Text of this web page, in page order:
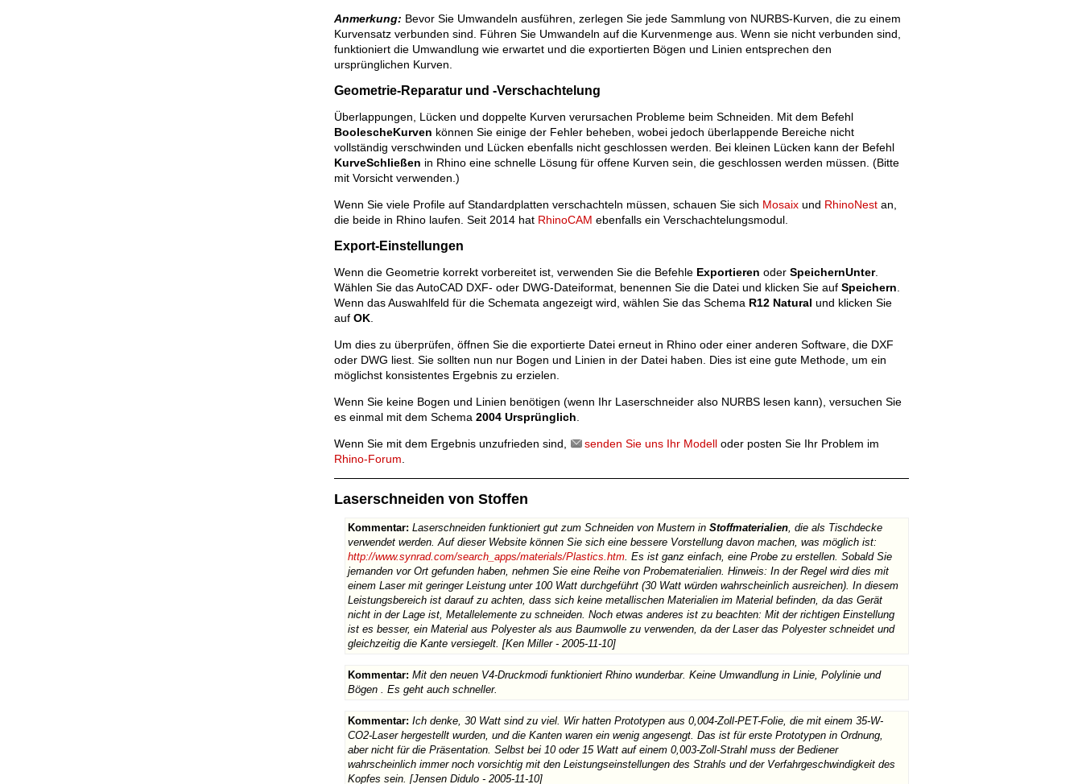
Anmerkung: Bevor Sie Umwandeln ausführen, zerlegen Sie jede Sammlung von NURBS-Kurven, die zu einem
Kurvensatz verbunden sind. Führen Sie Umwandeln auf die Kurvenmenge aus. Wenn sie nicht verbunden sind,
funktioniert die Umwandlung wie erwartet und die exportierten Bögen und Linien entsprechen den
ursprünglichen Kurven.
Geometrie-Reparatur und -Verschachtelung
Überlappungen, Lücken und doppelte Kurven verursachen Probleme beim Schneiden. Mit dem Befehl
BoolescheKurven können Sie einige der Fehler beheben, wobei jedoch überlappende Bereiche nicht
vollständig verschwinden und Lücken ebenfalls nicht geschlossen werden. Bei kleinen Lücken kann der Befehl
KurveSchließen in Rhino eine schnelle Lösung für offene Kurven sein, die geschlossen werden müssen. (Bitte
mit Vorsicht verwenden.)
Wenn Sie viele Profile auf Standardplatten verschachteln müssen, schauen Sie sich Mosaix und RhinoNest an,
die beide in Rhino laufen. Seit 2014 hat RhinoCAM ebenfalls ein Verschachtelungsmodul.
Export-Einstellungen
Wenn die Geometrie korrekt vorbereitet ist, verwenden Sie die Befehle Exportieren oder SpeichernUnter.
Wählen Sie das AutoCAD DXF- oder DWG-Dateiformat, benennen Sie die Datei und klicken Sie auf Speichern.
Wenn das Auswahlfeld für die Schemata angezeigt wird, wählen Sie das Schema R12 Natural und klicken Sie
auf OK.
Um dies zu überprüfen, öffnen Sie die exportierte Datei erneut in Rhino oder einer anderen Software, die DXF
oder DWG liest. Sie sollten nun nur Bogen und Linien in der Datei haben. Dies ist eine gute Methode, um ein
möglichst konsistentes Ergebnis zu erzielen.
Wenn Sie keine Bogen und Linien benötigen (wenn Ihr Laserschneider also NURBS lesen kann), versuchen Sie
es einmal mit dem Schema 2004 Ursprünglich.
Wenn Sie mit dem Ergebnis unzufrieden sind, senden Sie uns Ihr Modell oder posten Sie Ihr Problem im
Rhino-Forum.
Laserschneiden von Stoffen
Kommentar: Laserschneiden funktioniert gut zum Schneiden von Mustern inStoffmaterialien, die als Tischdecke
verwendet werden. Auf dieser Website können Sie sich eine bessere Vorstellung davon machen, was möglich ist:
http://www.synrad.com/search_apps/materials/Plastics.htm. Es ist ganz einfach, eine Probe zu erstellen. Sobald Sie
jemanden vor Ort gefunden haben, nehmen Sie eine Reihe von Probematerialien. Hinweis: In der Regel wird dies mit
einem Laser mit geringer Leistung unter 100 Watt durchgeführt (30 Watt würden wahrscheinlich ausreichen). In diesem
Leistungsbereich ist darauf zu achten, dass sich keine metallischen Materialien im Material befinden, da das Gerät
nicht in der Lage ist, Metallelemente zu schneiden. Noch etwas anderes ist zu beachten: Mit der richtigen Einstellung
ist es besser, ein Material aus Polyester als aus Baumwolle zu verwenden, da der Laser das Polyester schneidet und
gleichzeitig die Kante versiegelt. [Ken Miller - 2005-11-10]
Kommentar: Mit den neuen V4-Druckmodi funktioniert Rhino wunderbar. Keine Umwandlung in Linie, Polylinie und
Bögen . Es geht auch schneller.
Kommentar: Ich denke, 30 Watt sind zu viel. Wir hatten Prototypen aus 0,004-Zoll-PET-Folie, die mit einem 35-W-
CO2-Laser hergestellt wurden, und die Kanten waren ein wenig angesengt. Das ist für erste Prototypen in Ordnung,
aber nicht für die Präsentation. Selbst bei 10 oder 15 Watt auf einem 0,003-Zoll-Strahl muss der Bediener
wahrscheinlich immer noch vorsichtig mit den Leistungseinstellungen des Strahls und der Verfahrgeschwindigkeit des
Kopfes sein. [Jensen Didulo - 2005-11-10]